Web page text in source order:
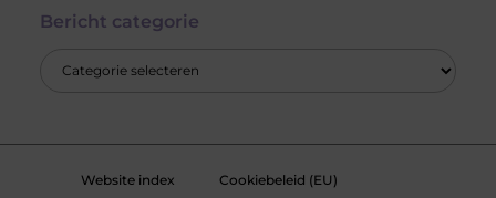
Bericht categorie
Website index
Cookiebeleid (EU)